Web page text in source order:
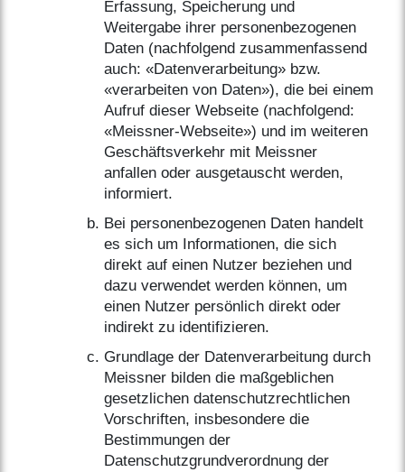
Erfassung, Speicherung und
Weitergabe ihrer personenbezogenen
Daten (nachfolgend zusammenfassend
auch: «Datenverarbeitung» bzw.
«verarbeiten von Daten»), die bei einem
Aufruf dieser Webseite (nachfolgend:
«Meissner-Webseite») und im weiteren
Geschäftsverkehr mit Meissner
anfallen oder ausgetauscht werden,
informiert.
Bei personenbezogenen Daten handelt
es sich um Informationen, die sich
direkt auf einen Nutzer beziehen und
dazu verwendet werden können, um
einen Nutzer persönlich direkt oder
indirekt zu identifizieren.
Grundlage der Datenverarbeitung durch
Meissner bilden die maßgeblichen
gesetzlichen datenschutzrechtlichen
Vorschriften, insbesondere die
Bestimmungen der
Datenschutzgrundverordnung der